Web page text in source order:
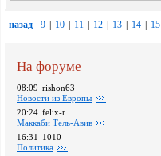
назад 9 10 11 12 13 14 15
На форуме
08:09 rishon63
Новости из Европы
20:24 felix-r
Маккаби Тель-Авив
16:31
1010
Политика